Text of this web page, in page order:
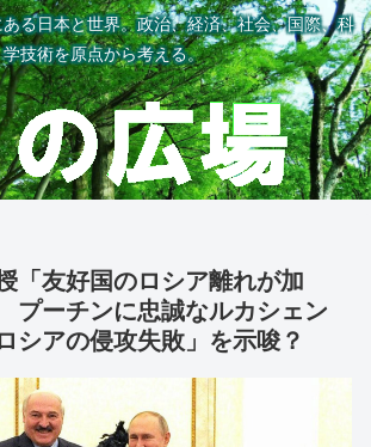
る日本と世界。政治、経済、社会、国際、科
学技術を原点から考える。
「友好国のロシア離れが加
ーチンに忠誠なルカシェン
シアの侵攻失敗」を示唆？